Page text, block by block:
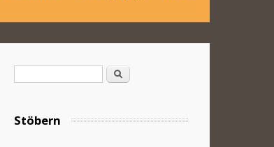
Search
Stöbern